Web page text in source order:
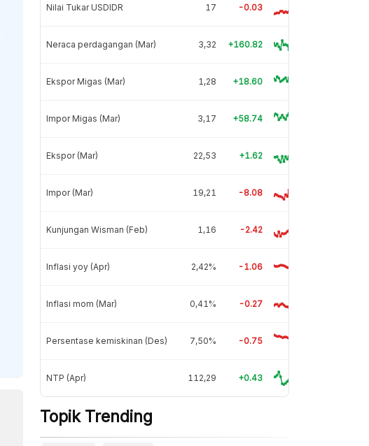
Nilai Tukar USDIDR 17 -0.03
Neraca perdagangan (Mar) 3,32 +160.82
Ekspor Migas (Mar) 1,28 +18.60
Impor Migas (Mar) 3,17 +58.74
Ekspor (Mar) 22,53 +1.62
Impor (Mar) 19,21 -8.08
Kunjungan Wisman (Feb) 1,16 -2.42
Inflasi yoy (Apr) 2,42% -1.06
Inflasi mom (Mar) 0,41% -0.27
Persentase kemiskinan (Des) 7,50% -0.75
NTP (Apr) 112,29 +0.43
Topik Trending